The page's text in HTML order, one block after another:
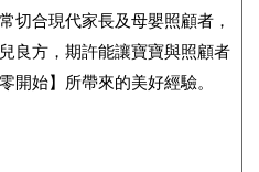
切合現代家長及母嬰照顧者，
良方，期許能讓寶寶與照顧者
開始】所帶來的美好經驗。